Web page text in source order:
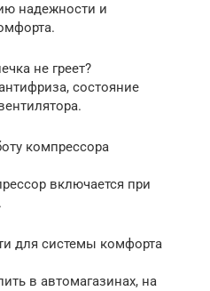
надежности и
не греет?
состояние
компрессора
включается при
для системы комфорта
в автомагазинах, на